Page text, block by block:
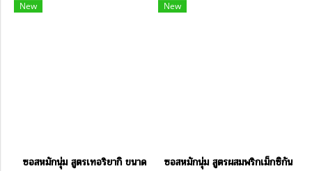
New
ซอสหมักนุ่ม สูตรเทอริยากิ ขนาด
New
ซอสหมักนุ่ม สูตรผสมพริกเม็กซิกัน